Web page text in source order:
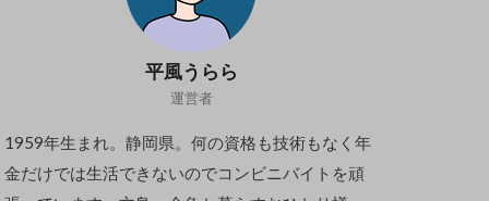
平風うらら
運営者
1959年生まれ。静岡県。何の資格も技術もなく年
金だけでは生活できないのでコンビニバイトを頑